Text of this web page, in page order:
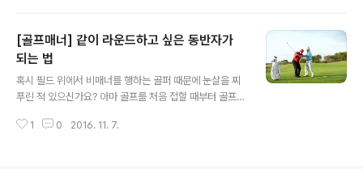
력도 키워주고 부상도 막아주는 손목강화 트레이닝! 지금
바로 시작해보세요! 부상을 막는 골퍼 손목 강화 트레이닝
1. 신문지 구기기 신문지 구기기는 집에서 편하게 할 수 있
는 손목 강화 트레이닝입니다. 바로 선 상태에서 팔을 앞으
로 뻗어 손등, 팔뚝, 어깨가 일직선이 되도록 해주세요. 이
러한 자세에서 손으로 신문지를 잡아 한 손안에 들어오도
[골프매너] 같이 라운드하고 싶은 동반자가
되는 법
혹시 필드 위에서 비매너를 행하는 골퍼 때문에 눈살을 찌
푸린 적 있으신가요? 아마 골프를 처음 접할 때부터 골프에
라는 말들을 들어보셨을 것 같은데요, 골프에는 그만큼 다
1 0 2016. 11. 7.